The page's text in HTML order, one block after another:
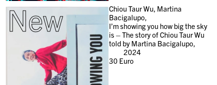
New
Chiou Taur Wu, Martina
Bacigalupo,
I’m showing you how big the sky
is – The story of Chiou Taur Wu
told by Martina Bacigalupo,
2024
30 Euro